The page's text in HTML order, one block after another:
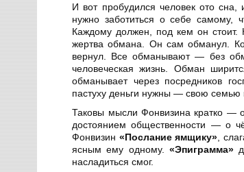
И вот пробудился человек ото
нужно заботиться о себе самому,
Каждому должен, под кем он стоит.
жертва обмана. Он сам обманул.
вернул. Все обманывают — без
человеческая жизнь. Обман
обманывает через посредников
пастуху деньги нужны — свою семью
Таковы мысли Фонвизина кратко —
достоянием общественности — о
Фонвизин «Послание ямщику»,
ясным ему одному.«Эпиграмма»
насладиться смог.